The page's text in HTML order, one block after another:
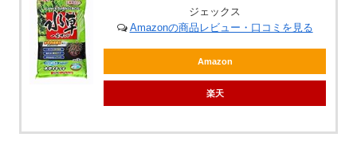
ジェックス
Amazonの商品レビュー・口コミを見る
Amazon
楽天